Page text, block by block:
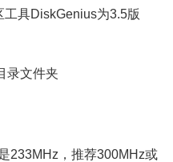
具DiskGenius为3.5版
文件夹
，推荐300MHz或